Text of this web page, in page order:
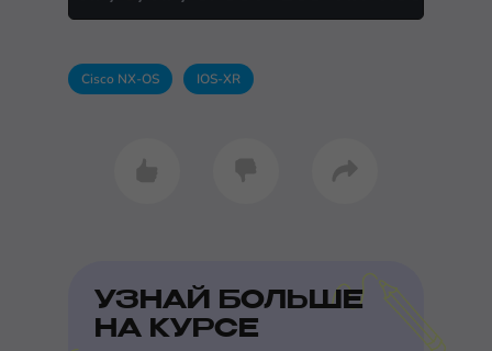
Cisco NX-OS IOS-XR
УЗНАЙ БОЛЬШЕ
НА КУРСЕ